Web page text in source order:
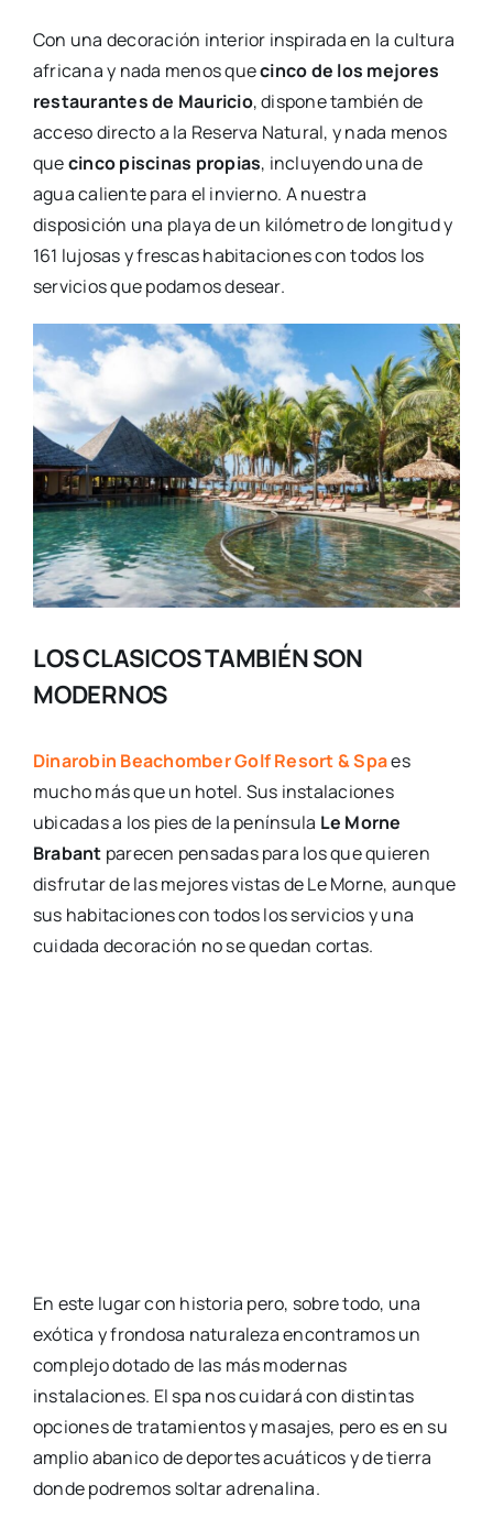
Con una decoración interior inspirada en la cultura
africana y nada menos quecinco de los mejores
restaurantes de Mauricio, dispone también de
acceso directo a la Reserva Natural, y nada menos
quecinco piscinas propias, incluyendo una de
agua caliente para el invierno. A nuestra
disposición una playa de un kilómetro de longitud y
161 lujosas y frescas habitaciones con todos los
servicios que podamos desear.
LOS CLASICOS TAMBIÉN SON
MODERNOS
Dinarobin Beachomber Golf Resort & Spaes
mucho más que un hotel. Sus instalaciones
ubicadas a los pies de la península Le Morne
Brabant parecen pensadas para los que quieren
disfrutar de las mejores vistas de Le Morne, aunque
sus habitaciones con todos los servicios y una
cuidada decoración no se quedan cortas.
En este lugar con historia pero, sobre todo, una
exótica y frondosa naturaleza encontramos un
complejo dotado de las más modernas
instalaciones. El spa nos cuidará con distintas
opciones de tratamientos y masajes, pero es en su
amplio abanico de deportes acuáticos y de tierra
donde podremos soltar adrenalina.